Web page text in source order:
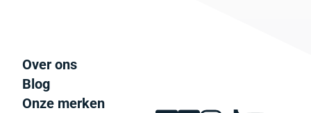
Over ons
Blog
Onze merken